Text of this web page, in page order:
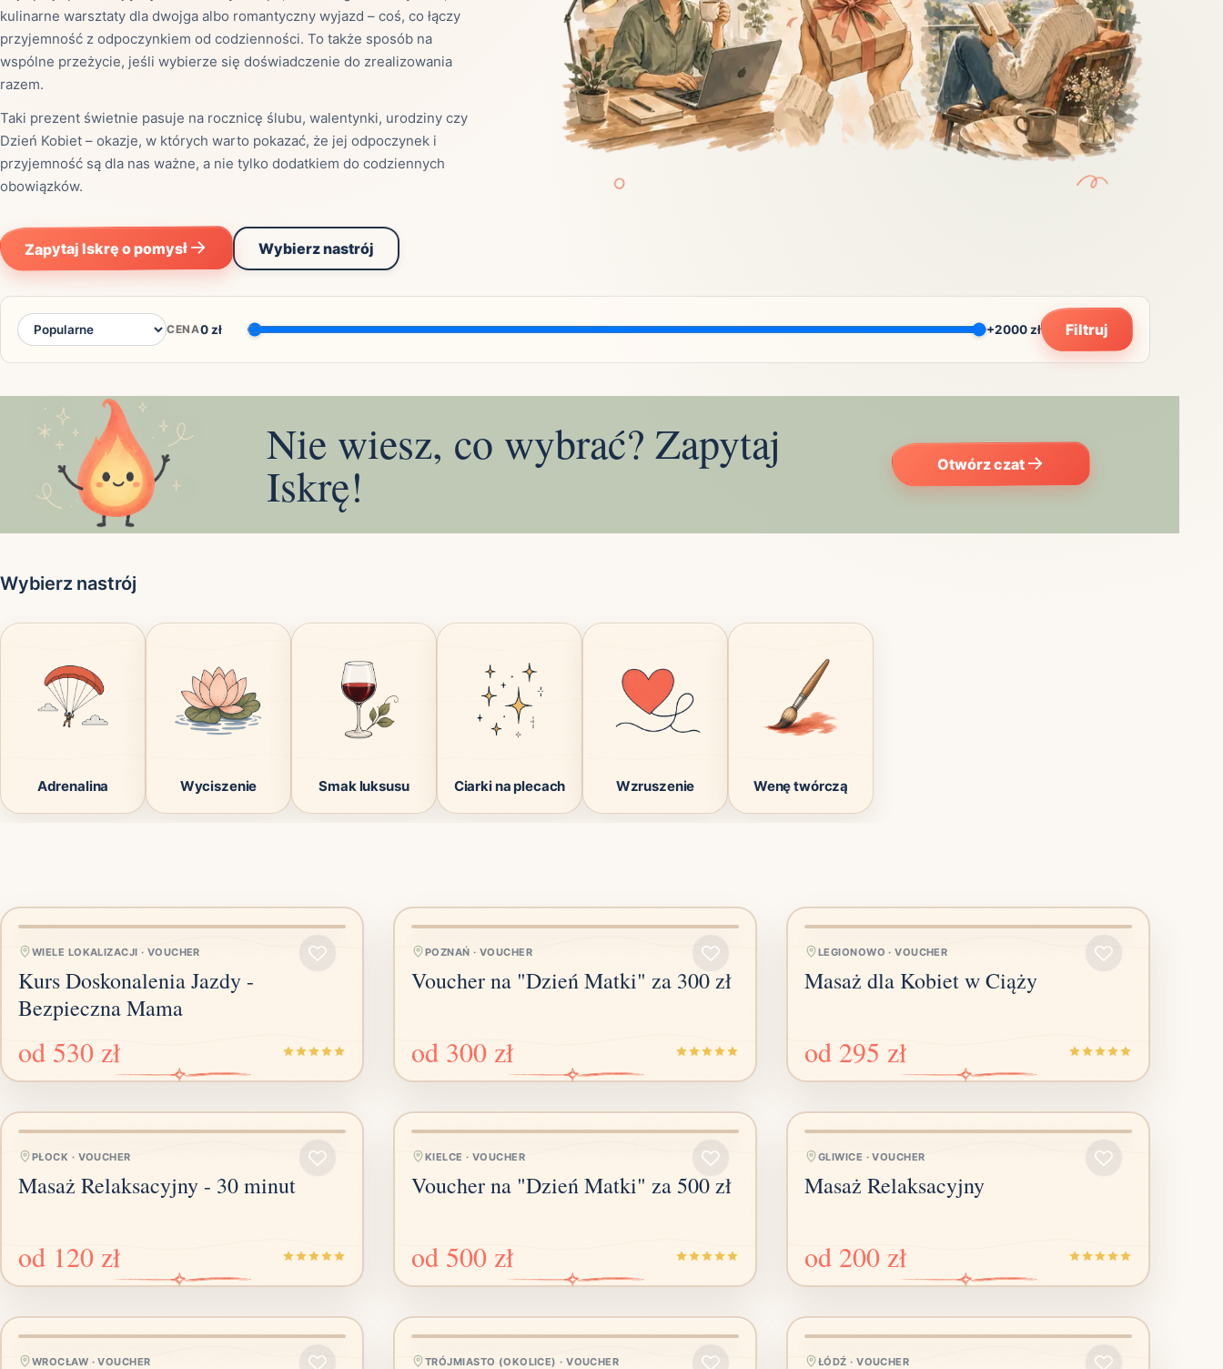
Dla niej Dla niego
Dla dwojga Urodziny
Ekstremalnie
Zobacz wszystkie (21) Zobacz wszystkie Zobacz wszystkie (20)
Najczęściej wybierane lokalizacje
Częstochowa
Katowice
Wszystkie miasta
kulinarne warsztaty dla dwojga albo romantyczny wyjazd – coś, co łączy
przyjemność z odpoczynkiem od codzienności. To także sposób na
wspólne przeżycie, jeśli wybierze się doświadczenie do zrealizowania
razem.
Taki prezent świetnie pasuje na rocznicę ślubu, walentynki, urodziny czy
Dzień Kobiet – okazje, w których warto pokazać, że jej odpoczynek i
przyjemność są dla nas ważne, a nie tylko dodatkiem do codziennych
obowiązków.
Zapytaj Iskrę o pomysł Wybierz nastrój
CENA0zł +2000 zł Filtruj
Nie wiesz, co wybrać? Zapytaj
Iskrę! Otwórz czat
Wybierz nastrój
Adrenalina Wyciszenie Smak luksusu Ciarki na plecach Wzruszenie Wenę twórczą
WIELE LOKALIZACJI · VOUCHER
Kurs Doskonalenia Jazdy -
Bezpieczna Mama
od 530 zł
POZNAŃ · VOUCHER
Voucher na "Dzień Matki" za 300 zł
od 300 zł
LEGIONOWO ·VOUCHER
Masaż dla Kobiet w Ciąży
od 295 zł
PŁOCK · VOUCHER
Masaż Relaksacyjny - 30 minut
od 120 zł
KIELCE · VOUCHER
Voucher na "Dzień Matki" za 500 zł
od 500 zł
GLIWICE ·VOUCHER
Masaż Relaksacyjny
od 200 zł
WROCŁAW ·VOUCHER TRÓJMIASTO (OKOLICE) ·VOUCHER ŁÓDŹ ·VOUCHER